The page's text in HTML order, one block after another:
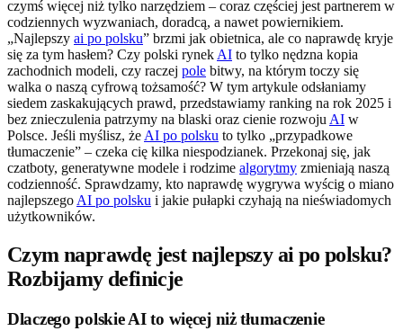
czymś więcej niż tylko narzędziem – coraz częściej jest partnerem w
codziennych wyzwaniach, doradcą, a nawet powiernikiem.
„Najlepszy ai po polsku” brzmi jak obietnica, ale co naprawdę kryje
się za tym hasłem? Czy polski rynek AI to tylko nędzna kopia
zachodnich modeli, czy raczej pole bitwy, na którym toczy się
walka o naszą cyfrową tożsamość? W tym artykule odsłaniamy
siedem zaskakujących prawd, przedstawiamy ranking na rok 2025 i
bez znieczulenia patrzymy na blaski oraz cienie rozwoju AI w
Polsce. Jeśli myślisz, że AI po polsku to tylko „przypadkowe
tłumaczenie” – czeka cię kilka niespodzianek. Przekonaj się, jak
czatboty, generatywne modele i rodzime algorytmy zmieniają naszą
codzienność. Sprawdzamy, kto naprawdę wygrywa wyścig o miano
najlepszego AI po polsku i jakie pułapki czyhają na nieświadomych
użytkowników.
Czym naprawdę jest najlepszy ai po polsku?
Rozbijamy definicje
Dlaczego polskie AI to więcej niż tłumaczenie